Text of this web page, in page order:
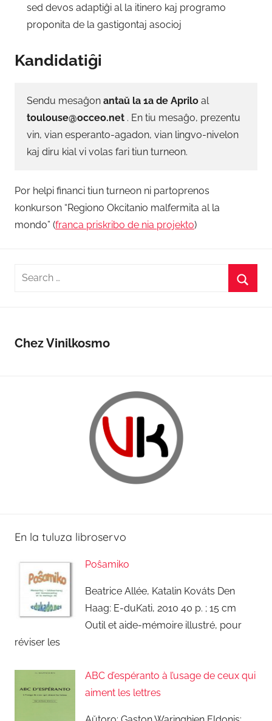
sed devos adaptiĝi al la itinero kaj programo
proponita de la gastigontaj asocioj
Kandidatiĝi
Sendu mesaĝon antaŭ la 1a de Aprilo al
toulouse@occeo.net . En tiu mesaĝo, prezentu
vin, vian esperanto-agadon, vian lingvo-nivelon
kaj diru kial vi volas fari tiun turneon.
Por helpi financi tiun turneon ni partoprenos
konkurson “Regiono Okcitanio malfermita al la
mondo” (franca priskribo de nia projekto)
Search
Chez Vinilkosmo
En la tuluza libroservo
Poŝamiko
Beatrice Allée, Katalin Kováts Den
Haag: E-duKati, 2010 40 p. ; 15 cm
Outil et aide-mémoire illustré, pour
réviser les
ABC d’espéranto à l’usage de ceux qui
aiment les lettres